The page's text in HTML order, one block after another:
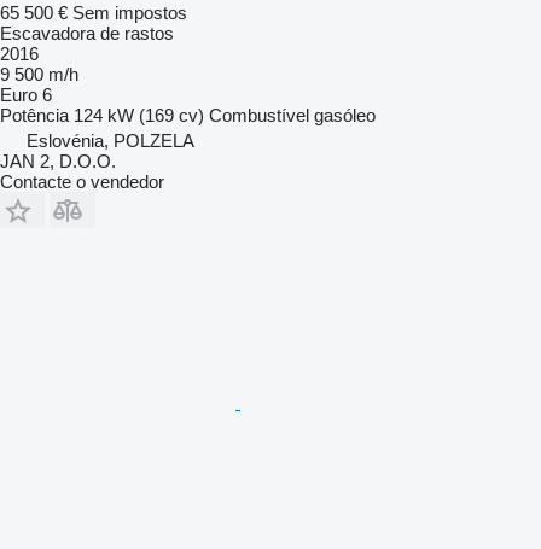
65 500 € Sem impostos
Escavadora de rastos
2016
9 500 m/h
Euro 6
Potência 124 kW (169 cv) Combustível gasóleo
Eslovénia, POLZELA
JAN 2, D.O.O.
Contacte o vendedor